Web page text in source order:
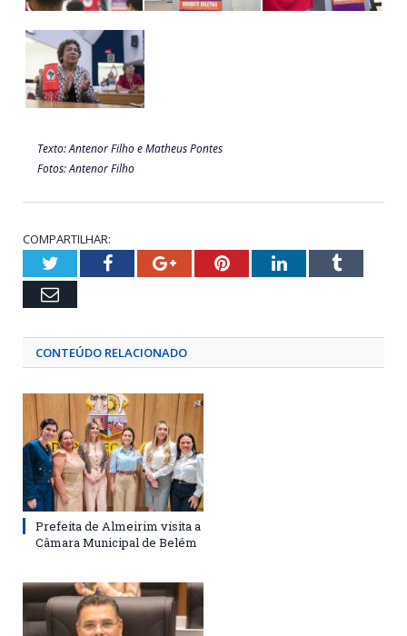
Texto: Antenor Filho e Matheus Pontes
Fotos: Antenor Filho
COMPARTILHAR:
TwitterFacebookGoogle+PinterestLinkedInTumblr
Email
CONTEÚDO RELACIONADO
Prefeita de Almeirim visita a
Câmara Municipal de Belém